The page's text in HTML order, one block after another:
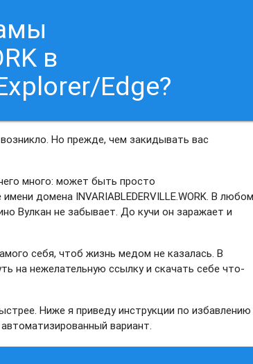
в
Edge?
Но прежде, чем закидывать вас
много: может быть просто
домена INVARIABLEDERVILLE.WORK. В любом
Вулкан не забывает. До кучи он заражает и
себя, чтоб жизнь медом не казалась. В
на нежелательную ссылку и скачать себе что-
Ниже я приведу инструкции по
автоматизированный вариант.